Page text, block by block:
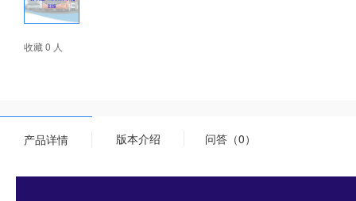
收藏 0 人
产品详情 版本介绍 问答（0）